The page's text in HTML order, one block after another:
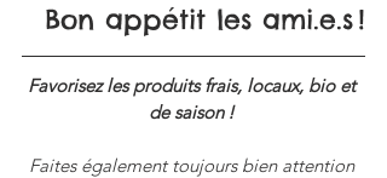
Bon appétit les ami.e.s !
Favorisez les produits frais, locaux, bio et
de saison !
Faites également toujours bien attention